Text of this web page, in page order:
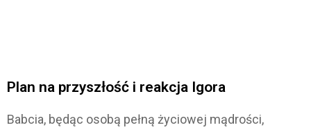
Plan na przyszłość i reakcja Igora
Babcia, będąc osobą pełną życiowej mądrości,